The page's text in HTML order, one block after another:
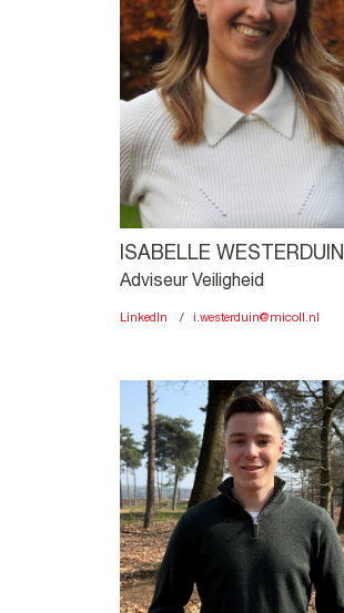
ISABELLE WESTERDUIN
Adviseur Veiligheid
LinkedIn i.westerduin@micoll.nl